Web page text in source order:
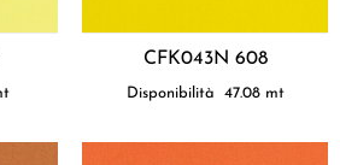
CFK043N 608
Disponibilità 47.08 mt